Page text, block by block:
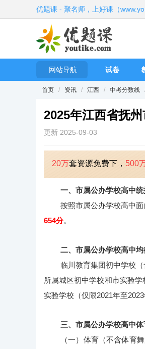
优题课 - 聚名师，上好课（
网站导航 试卷
首页 / 资讯 / 江西 / 中考分数线
2025年江西省抚
更新 2025-09-03
20万套资源免费下， 500
一、市属公办学校高中
按照市属公办学校高中
654分。
二、市属公办学校高中
临川教育集团初中学校
所属城区初中学校和市实验
实验学校（仅限2021年至
三、市属公办学校高中
（一）体育（不含体育